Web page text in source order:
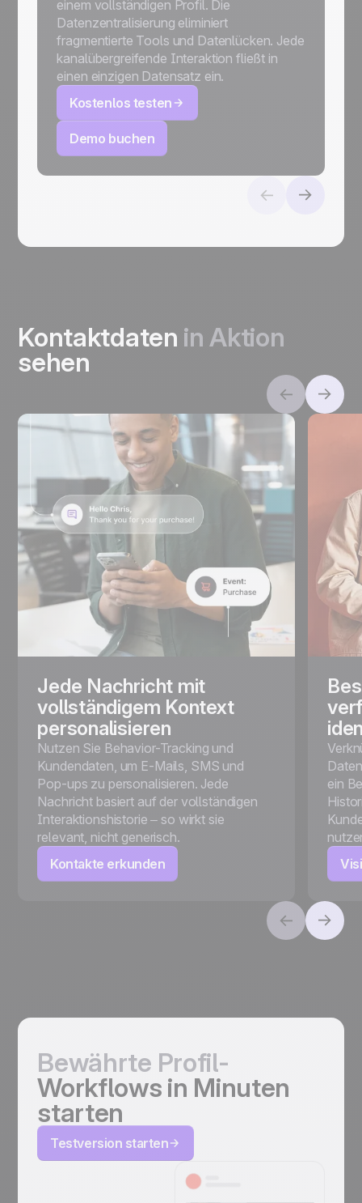
einem vollständigen Profil. Die
Datenzentralisierung eliminiert
fragmentierte Tools und Datenlücken. Jede
kanalübergreifende Interaktion fließt in
einen einzigen Datensatz ein.
Kostenlos testen
Demo buchen
Kontaktdaten in Aktion
sehen
Jede Nachricht mit
vollständigem Kontext
personalisieren
Nutzen Sie Behavior-Tracking und
Kundendaten, um E-Mails, SMS und
Pop-ups zu personalisieren. Jede
Nachricht basiert auf der vollständigen
Interaktionshistorie – so wirkt sie
relevant, nicht generisch.
Kontakte erkunden
ein
Bewährte Profil-
Workflows in Minuten
starten
Testversion starten